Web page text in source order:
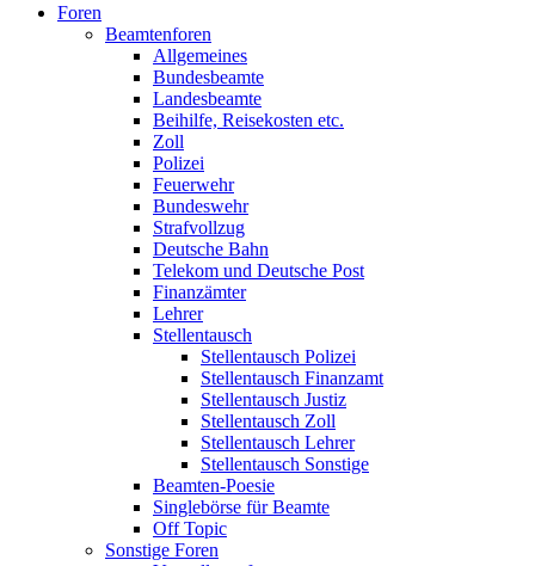
Foren
Beamtenforen
Allgemeines
Bundesbeamte
Landesbeamte
Beihilfe, Reisekosten etc.
Zoll
Polizei
Feuerwehr
Bundeswehr
Strafvollzug
Deutsche Bahn
Telekom und Deutsche Post
Finanzämter
Lehrer
Stellentausch
Stellentausch Polizei
Stellentausch Finanzamt
Stellentausch Justiz
Stellentausch Zoll
Stellentausch Lehrer
Stellentausch Sonstige
Beamten-Poesie
Singlebörse für Beamte
Off Topic
Sonstige Foren